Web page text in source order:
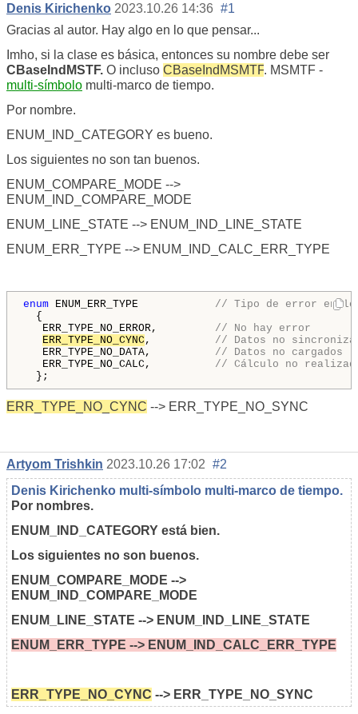
Denis Kirichenko 2023.10.26 14:36 #1
Gracias al autor. Hay algo en lo que pensar...
Imho, si la clase es básica, entonces su nombre debe ser
CBaseIndMSTF. O incluso CBaseIndMSMTF. MSMTF -
multi-símbolo multi-marco de tiempo.
Por nombre.
ENUM_IND_CATEGORY es bueno.
Los siguientes no son tan buenos.
ENUM_COMPARE_MODE -->
ENUM_IND_COMPARE_MODE
ENUM_LINE_STATE --> ENUM_IND_LINE_STATE
ENUM_ERR_TYPE --> ENUM_IND_CALC_ERR_TYPE
enum ENUM_ERR_TYPE // Tipo de error en
{
ERR_TYPE_NO_ERROR, // No hay error
ERR_TYPE_NO_CYNC , // Datos no
ERR_TYPE_NO_DATA, // Datos no cargados
ERR_TYPE_NO_CALC, // Cálculo no
};
ERR_TYPE_NO_CYNC --> ERR_TYPE_NO_SYNC
Artyom Trishkin 2023.10.26 17:02 #2
Denis Kirichenko multi-símbolo multi-marco de tiempo.
Por nombres.
ENUM_IND_CATEGORY está bien.
Los siguientes no son buenos.
ENUM_COMPARE_MODE -->
ENUM_IND_COMPARE_MODE
ENUM_LINE_STATE --> ENUM_IND_LINE_STATE
ENUM_ERR_TYPE --> ENUM_IND_CALC_ERR_TYPE
ERR_TYPE_NO_CYNC --> ERR_TYPE_NO_SYNC